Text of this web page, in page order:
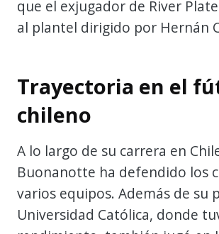
que el exjugador de River
al plantel dirigido por Hernán
Trayectoria en el
chileno
A lo largo de su carrera en
Buonanotte ha defendido los
varios equipos. Además de su
Universidad Católica, donde